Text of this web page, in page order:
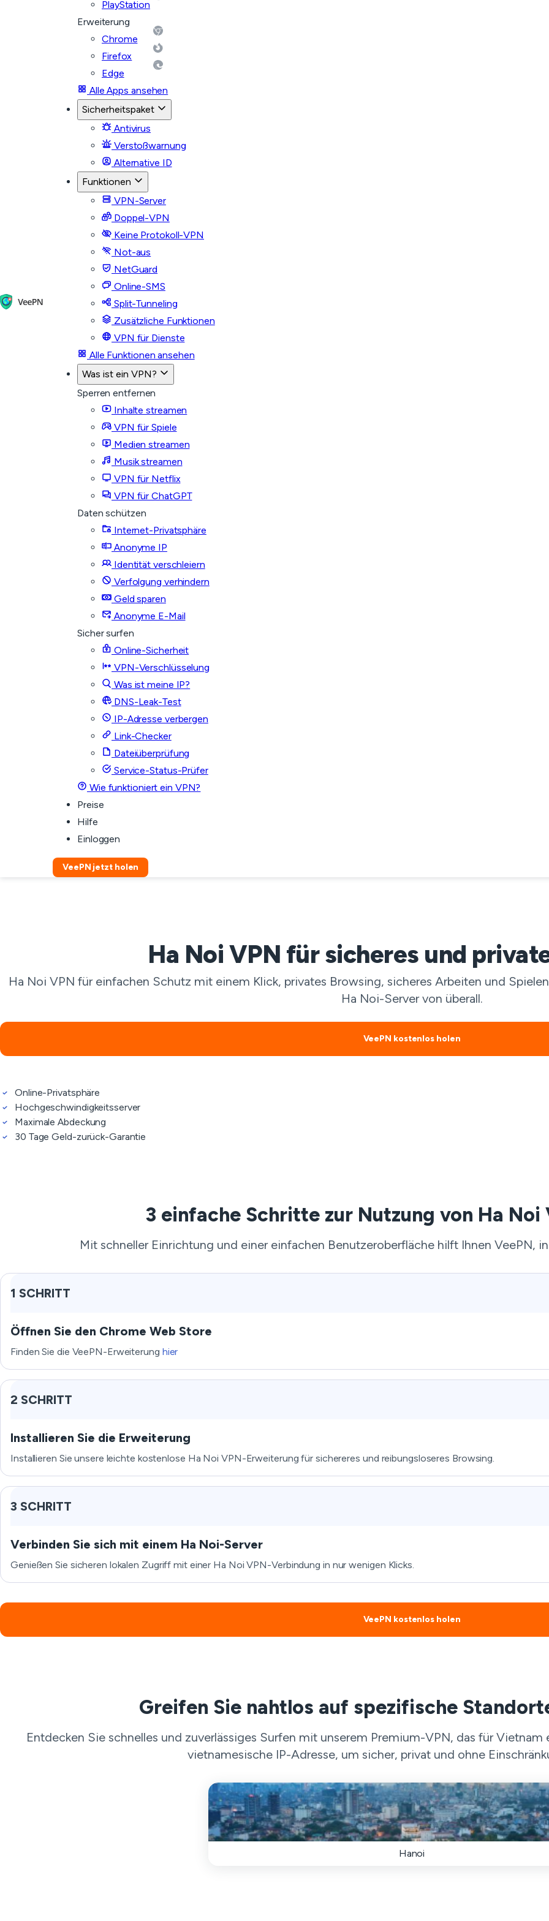
PlayStation
Erweiterung
Chrome
Firefox
Edge
Alle Apps ansehen
Sicherheitspaket
Antivirus
Verstoßwarnung
Alternative ID
Funktionen
VPN-Server
Doppel-VPN
Keine Protokoll-VPN
Not-aus
NetGuard
Online-SMS
Split-Tunneling
Zusätzliche Funktionen
VPN für Dienste
Alle Funktionen ansehen
Was ist ein VPN?
Sperren entfernen
Inhalte streamen
VPN für Spiele
Medien streamen
Musik streamen
VPN für Netflix
VPN für ChatGPT
Daten schützen
Internet-Privatsphäre
Anonyme IP
Identität verschleiern
Verfolgung verhindern
Geld sparen
Anonyme E-Mail
Sicher surfen
Online-Sicherheit
VPN-Verschlüsselung
Was ist meine IP?
DNS-Leak-Test
IP-Adresse verbergen
Link-Checker
Dateiüberprüfung
Service-Status-Prüfer
Wie funktioniert ein VPN?
Preise
Hilfe
Einloggen
VeePN jetzt holen
Ha Noi VPN für sicheres und
Ha Noi VPN für einfachen Schutz mit einem Klick, privates Browsing, sicheres Arbeiten und
Ha Noi-Server von überall.
VeePN kostenlos holen
Online-Privatsphäre
Hochgeschwindigkeitsserver
Maximale Abdeckung
30 Tage Geld-zurück-Garantie
3 einfache Schritte zur Nutzung von Ha Noi
Mit schneller Einrichtung und einer einfachen Benutzeroberfläche hilft Ihnen VeePN,
1 SCHRITT
Öffnen Sie den Chrome Web Store
Finden Sie die VeePN-Erweiterung hier
2 SCHRITT
Installieren Sie die Erweiterung
Installieren Sie unsere leichte kostenlose Ha Noi VPN-Erweiterung für sichereres und reibungsloseres Browsing.
3 SCHRITT
Verbinden Sie sich mit einem Ha Noi-Server
Genießen Sie sicheren lokalen Zugriff mit einer Ha Noi VPN-Verbindung in nur wenigen Klicks.
VeePN kostenlos holen
Greifen Sie nahtlos auf spezifische
Entdecken Sie schnelles und zuverlässiges Surfen mit unserem Premium-VPN, das für
vietnamesische IP-Adresse, um sicher, privat und ohne
Hanoi